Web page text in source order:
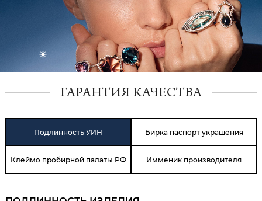
ГАРАНТИЯ КАЧЕСТВА
Подлинность УИН Бирка паспорт украшения
Клеймо пробирной палаты РФ Имменик производителя